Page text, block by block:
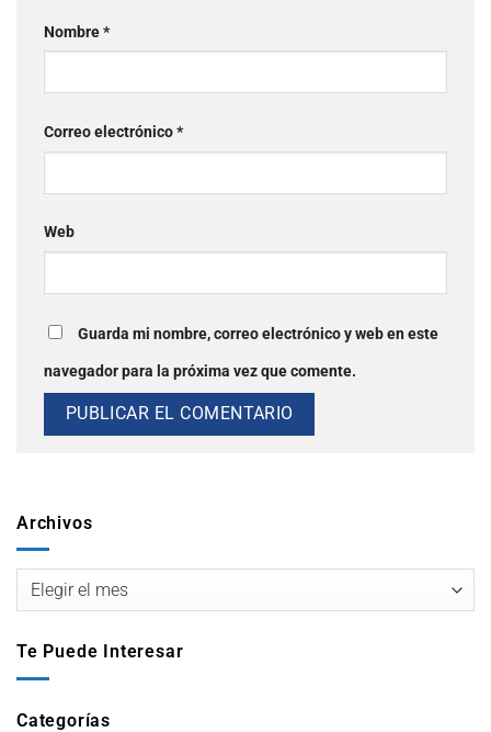
Archivos
Te Puede Interesar
Categorías
Nombre*
Correo electrónico*
Web
Guarda mi nombre, correo electrónico y web en este
navegador para la próxima vez que comente.